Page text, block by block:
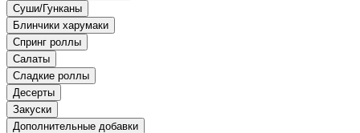
Суши/Гунканы
Блинчики харумаки
Спринг роллы
Салаты
Сладкие роллы
Десерты
Закуски
Дополнительные добавки